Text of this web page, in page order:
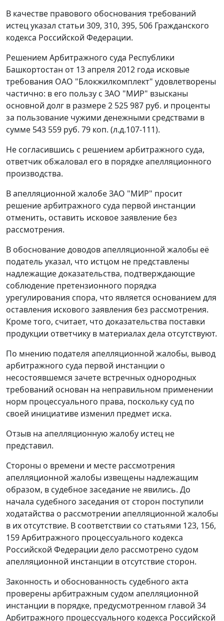
В качестве правового обоснования требований
истец указал статьи 309, 310, 395, 506 Гражданского
кодекса Российской Федерации.
Решением Арбитражного суда Республики
Башкортостан от 13 апреля 2012 года исковые
требования ОАО "Блокжилкомплект" удовлетворены
частично: в его пользу с ЗАО "МИР" взысканы
основной долг в размере 2 525 987 руб. и проценты
за пользование чужими денежными средствами в
сумме 543 559 руб. 79 коп. (л.д.107-111).
Не согласившись с решением арбитражного суда,
ответчик обжаловал его в порядке апелляционного
производства.
В апелляционной жалобе ЗАО "МИР" просит
решение арбитражного суда первой инстанции
отменить, оставить исковое заявление без
рассмотрения.
В обоснование доводов апелляционной жалобы её
податель указал, что истцом не представлены
надлежащие доказательства, подтверждающие
соблюдение претензионного порядка
урегулирования спора, что является основанием для
оставления искового заявления без рассмотрения.
Кроме того, считает, что доказательства поставки
продукции ответчику в материалах дела отсутствуют.
По мнению подателя апелляционной жалобы, вывод
арбитражного суда первой инстанции о
несостоявшемся зачете встречных однородных
требований основан на неправильном применении
норм процессуального права, поскольку суд по
своей инициативе изменил предмет иска.
Отзыв на апелляционную жалобу истец не
представил.
Стороны о времени и месте рассмотрения
апелляционной жалобы извещены надлежащим
образом, в судебное заседание не явились. До
начала судебного заседания от сторон поступили
ходатайства о рассмотрении апелляционной жалобы
в их отсутствие. В соответствии со статьями 123, 156,
159Арбитражного процессуального кодекса
Российской Федерации дело рассмотрено судом
апелляционной инстанции в отсутствие сторон.
Законность и обоснованность судебного акта
проверены арбитражным судом апелляционной
инстанции в порядке, предусмотренном главой 34
Арбитражного процессуального кодекса Российской